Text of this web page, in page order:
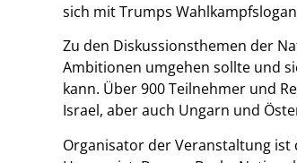
sich mit Trumps
Zu den Diskussionsthemen der
Ambitionen umgehen sollte und
kann. Über 900 Teilnehmer und
Israel, aber auch Ungarn und
Organisator der Veranstaltung ist